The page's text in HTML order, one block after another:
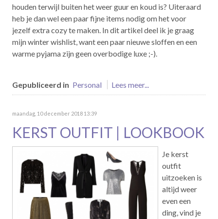
houden terwijl buiten het weer guur en koud is? Uiteraard
heb je dan wel een paar fijne items nodig om het voor
jezelf extra cozy te maken. In dit artikel deel ik je graag
mijn winter wishlist, want een paar nieuwe sloffen en een
warme pyjama zijn geen overbodige luxe ;-).
Gepubliceerd in Personal Lees meer...
maandag, 10 december 2018 13:39
KERST OUTFIT | LOOKBOOK
Je kerst
outfit
uitzoeken is
altijd weer
even een
ding, vind je